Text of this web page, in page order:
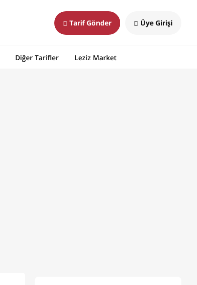
Tarif Gönder Üye Girişi
Diğer Tarifler Leziz Market